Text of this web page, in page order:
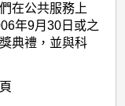
在公共服務上
年9月30日或之
典禮，並與科